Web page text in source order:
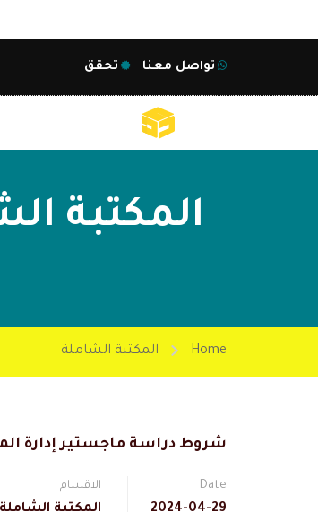
المكتبة
Home المكتبة الشاملة
شروط دراسة ماجستير إدارة
Date الاقسام